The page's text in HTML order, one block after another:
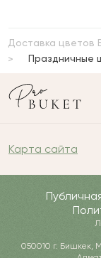
Доставка цветов
Праздничные
Карта сайта
050010 г. Бишкек,